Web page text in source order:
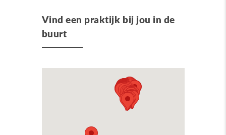
Vind een praktijk bij jou in de
buurt